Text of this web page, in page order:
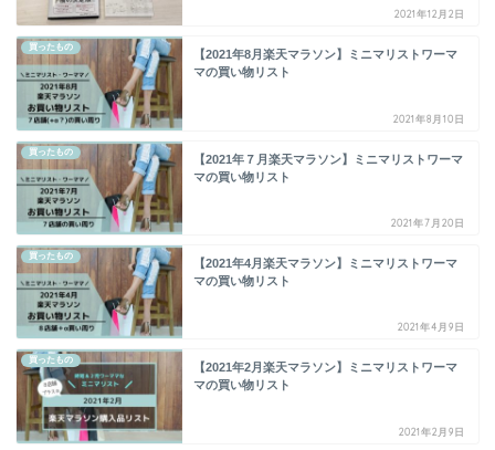
2021年12月2日
買ったもの
【2021年8月楽天マラソン】ミニマリストワーマ
マの買い物リスト
2021年8月10日
買ったもの
【2021年７月楽天マラソン】ミニマリストワーマ
マの買い物リスト
2021年7月20日
買ったもの
【2021年4月楽天マラソン】ミニマリストワーマ
マの買い物リスト
2021年4月9日
買ったもの
【2021年2月楽天マラソン】ミニマリストワーマ
マの買い物リスト
2021年2月9日